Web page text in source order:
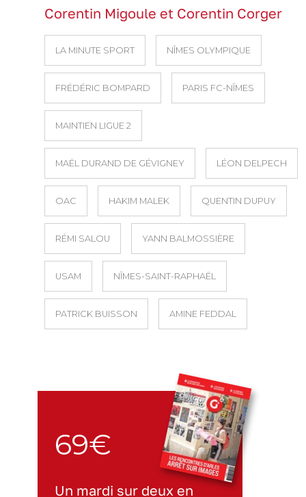
Corentin Migoule et Corentin Corger
LA MINUTE SPORT NÎMES OLYMPIQUE
FRÉDÉRIC BOMPARD PARIS FC-NÎMES
MAINTIEN LIGUE 2
MAËL DURAND DE GÉVIGNEY LÉON DELPECH
OAC HAKIM MALEK QUENTIN DUPUY
RÉMI SALOU YANN BALMOSSIÈRE
USAM NÎMES-SAINT-RAPHAËL
PATRICK BUISSON AMINE FEDDAL
69€
Un mardi sur deux en